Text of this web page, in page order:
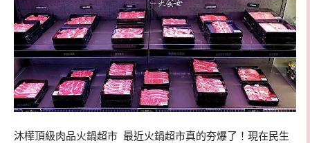
沐樺頂級肉品火鍋超市 最近火鍋超市真的夯爆了！現在民生